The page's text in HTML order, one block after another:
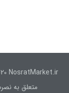
متعلق به